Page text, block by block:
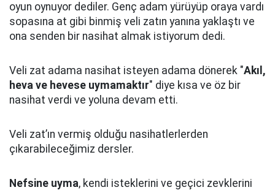
oyun oynuyor dediler. Genç adam yürüyüp oraya vardı
sopasına at gibi binmiş veli zatın yanına yaklaştı ve
ona senden bir nasihat almak istiyorum dedi.
Veli zat adama nasihat isteyen adama dönerek "Akıl,
heva ve hevese uymamaktır" diye kısa ve öz bir
nasihat verdi ve yoluna devam etti.
Veli zat’ın vermiş olduğu nasihatlerlerden
çıkarabileceğimiz dersler.
Nefsine uyma, kendi isteklerini ve geçici zevklerini